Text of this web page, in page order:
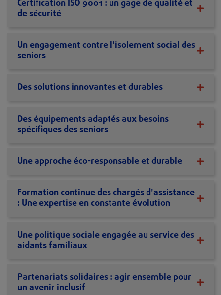
Certification ISO 9001 : un gage de qualité et
de sécurité
Un engagement contre l'isolement social des
seniors
Des solutions innovantes et durables
Des équipements adaptés aux besoins
spécifiques des seniors
Une approche éco-responsable et durable
Formation continue des chargés d'assistance
: Une expertise en constante évolution
Une politique sociale engagée au service des
aidants familiaux
Partenariats solidaires : agir ensemble pour
un avenir inclusif